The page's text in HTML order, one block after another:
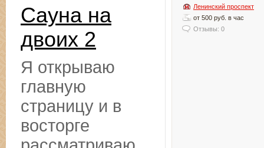
Ленинский проспект
от 500 руб. в час
Отзывы: 0
Сауна на
двоих 2
Я открываю
главную
страницу и в
восторге